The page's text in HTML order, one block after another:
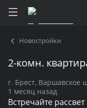
Новостройки
2-комн.
г. Брест, Варшавское
1 месяц назад
Встречайте